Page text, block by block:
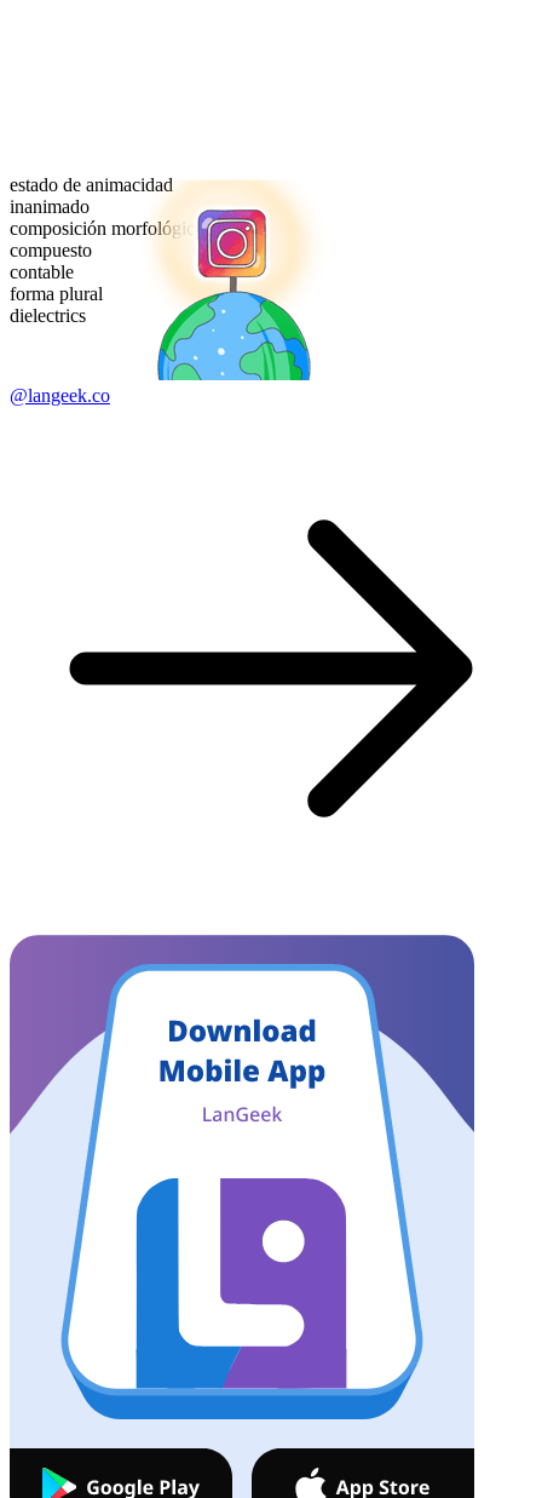
estado de animacidad
inanimado
composición morfológica
compuesto
contable
forma plural
dielectrics
@langeek.co